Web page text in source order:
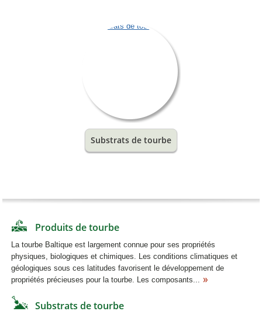
Substrats de tourbe
Produits de tourbe
La tourbe Baltique est largement connue pour ses propriétés
physiques, biologiques et chimiques. Les conditions climatiques et
géologiques sous ces latitudes favorisent le développement de
propriétés précieuses pour la tourbe. Les composants...
Substrats de tourbe